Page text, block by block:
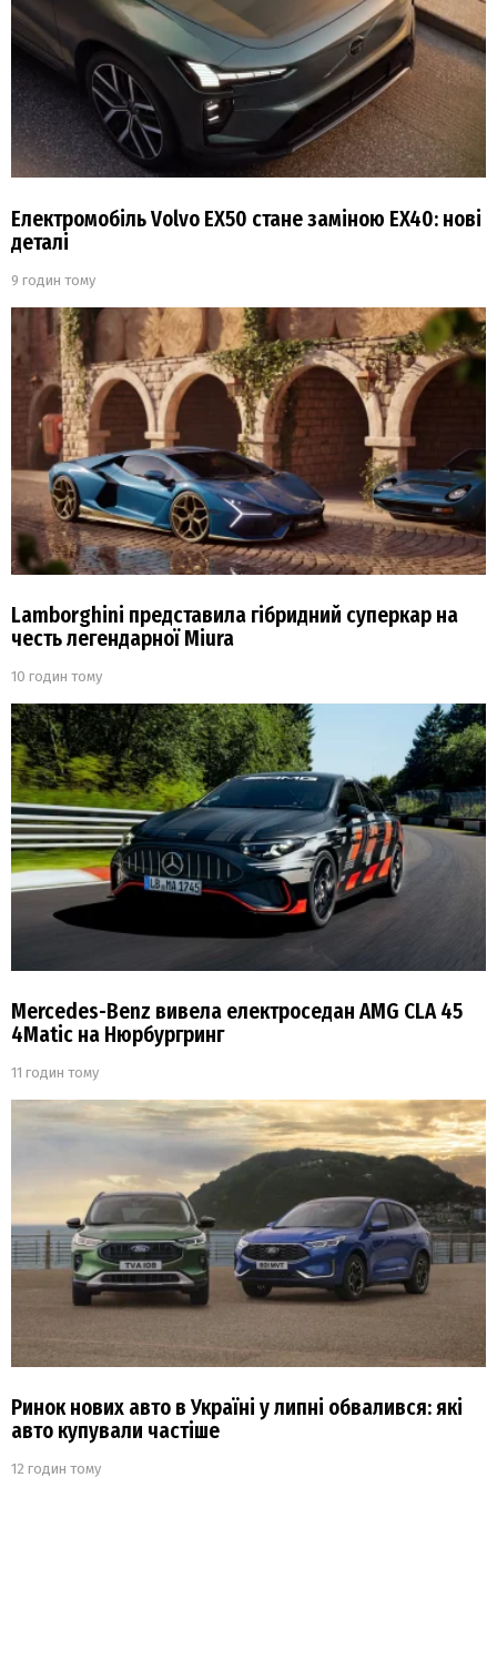
Електромобіль Volvo EX50 стане заміною EX40: нові
деталі
9 годин тому
Lamborghini представила гібридний суперкар на
честь легендарної Miura
10 годин тому
Mercedes-Benz вивела електроседан AMG CLA 45
4Matic на Нюрбургринг
11 годин тому
Ринок нових авто в Україні у липні обвалився: які
авто купували частіше
12 годин тому